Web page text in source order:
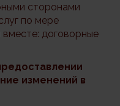
сторонами
по мере
договорные
изменений в